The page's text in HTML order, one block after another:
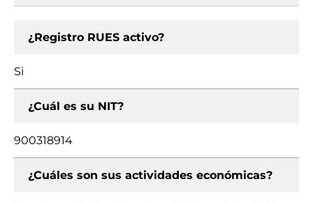
¿Registro RUES activo?
Si
¿Cuál es su NIT?
900318914
¿Cuáles son sus actividades económicas?